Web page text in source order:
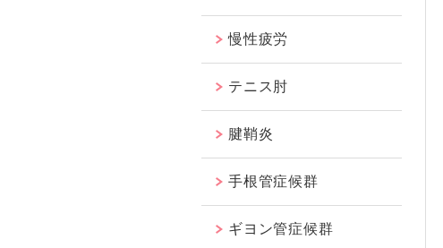
慢性疲労
テニス肘
腱鞘炎
手根管症候群
ギヨン管症候群